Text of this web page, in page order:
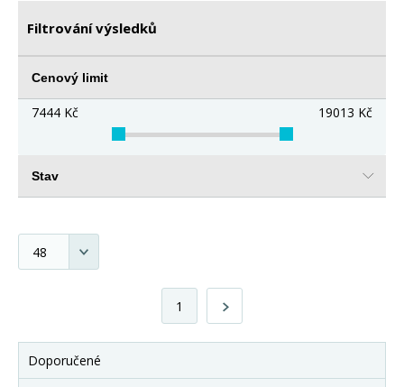
Filtrování výsledků
Cenový limit
7444 Kč 19013 Kč
Stav
1
Doporučené